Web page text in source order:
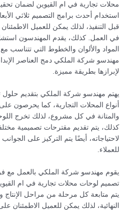
محلات تجارية في ام القيوين لضمان
استخدام أحدث برامج التصميم ثلاثي
قبل التنفيذ، لذلك يمكن للعميل الاطمئنان
في العمل. كذلك، يقدم المهندسون
المواد والألوان والخطوط التي تتناسب
مهندسو شركة الملكي دمج العناصر
لإبرازها بطريقة مميزة.
يهتم مهندسو شركة الملكي بتقديم
أنواع المحلات التجارية، كما يحرصون
والمتانة في كل مشروع، لذلك تخرج
كذلك، يتم تقديم مقترحات تصميمية
لاحتياجاته، أيضًا يتم التركيز على
للعملاء.
يقوم مهندسو شركة الملكي بالعمل مع
تصميم لوحات محلات تجارية في ام
يتم متابعة كل مرحلة من مراحل الإنتاج
النهائية، لذلك يمكن للعميل الاطمئنان